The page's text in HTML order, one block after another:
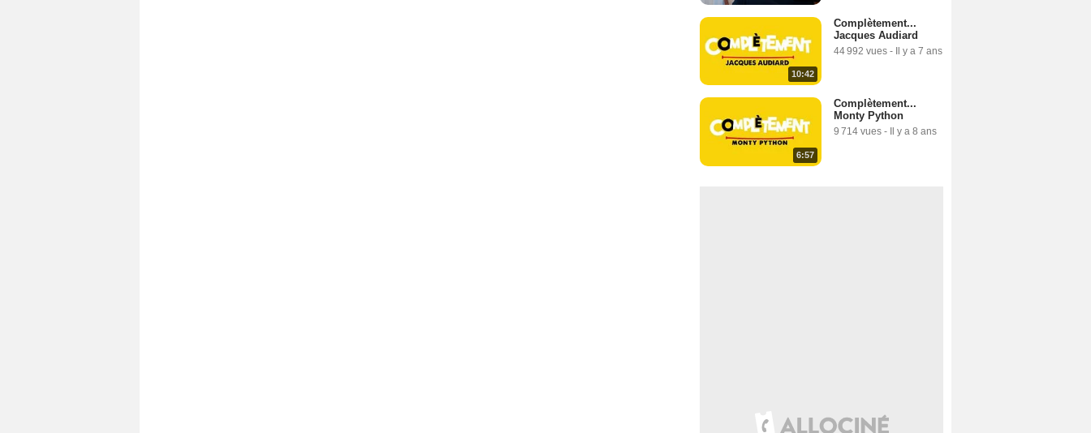
10:42
Complètement...
Jacques Audiard
44 992 vues - Il y a 7 ans
6:57
Complètement...
Monty Python
9 714 vues - Il y a 8 ans